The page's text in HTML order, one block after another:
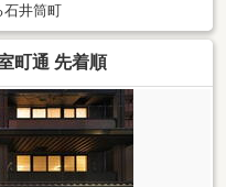
石井筒町
町通 先着順